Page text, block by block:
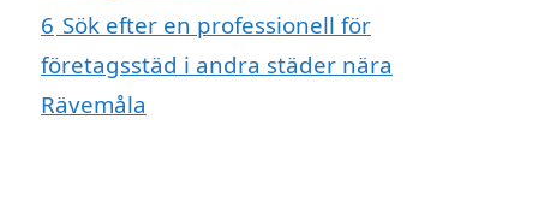
6 Sök efter en professionell för
företagsstäd i andra städer nära
Rävemåla